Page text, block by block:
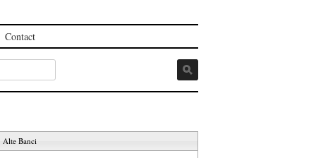
Contact
Alte Banci